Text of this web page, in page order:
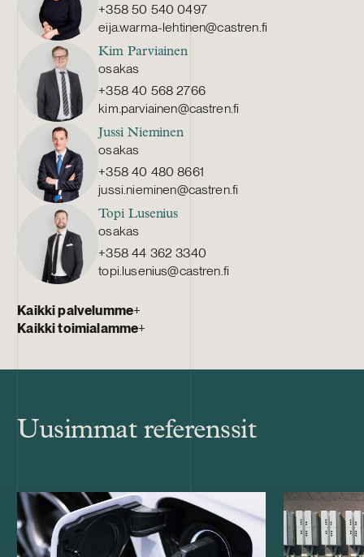
Kaikki palvelumme+
Kaikki toimialamme+
+358 50 540 0497
eija.warma-lehtinen@castren.fi
Kim Parviainen
osakas
+358 40 568 2766
kim.parviainen@castren.fi
Jussi Nieminen
osakas
+358 40 480 8661
jussi.nieminen@castren.fi
Topi Lusenius
osakas
+358 44 362 3340
topi.lusenius@castren.fi
Uusimmat referenssit